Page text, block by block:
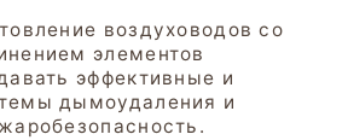
воздуховодов со
элементов
эффективные и
дымоудаления и